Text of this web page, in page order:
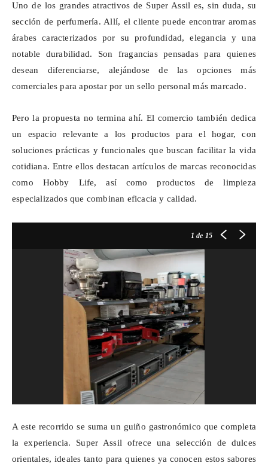
Uno de los grandes atractivos de Super Assil es, sin duda, su
sección de perfumería. Allí, el cliente puede encontrar aromas
árabes caracterizados por su profundidad, elegancia y una
notable durabilidad. Son fragancias pensadas para quienes
desean diferenciarse, alejándose de las opciones más
comerciales para apostar por un sello personal más marcado.
Pero la propuesta no termina ahí. El comercio también dedica
un espacio relevante a los productos para el hogar, con
soluciones prácticas y funcionales que buscan facilitar la vida
cotidiana. Entre ellos destacan artículos de marcas reconocidas
como Hobby Life, así como productos de limpieza
especializados que combinan eficacia y calidad.
1 de 15
A este recorrido se suma un guiño gastronómico que completa
la experiencia. Super Assil ofrece una selección de dulces
orientales, ideales tanto para quienes ya conocen estos sabores